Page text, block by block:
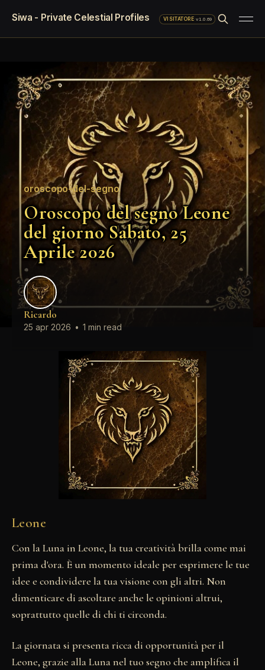
Siwa - Private Celestial Profiles VISITATORE·v1.0.69
oroscopo-del-segno
Oroscopo del segno Leone
del giorno Sabato, 25
Aprile 2026
Ricardo
25 apr 2026 • 1 min read
Leone
Con la Luna in Leone, la tua creatività brilla come mai
prima d'ora. È un momento ideale per esprimere le tue
idee e condividere la tua visione con gli altri. Non
dimenticare di ascoltare anche le opinioni altrui,
soprattutto quelle di chi ti circonda.
La giornata si presenta ricca di opportunità per il
Leone, grazie alla Luna nel tuo segno che amplifica il